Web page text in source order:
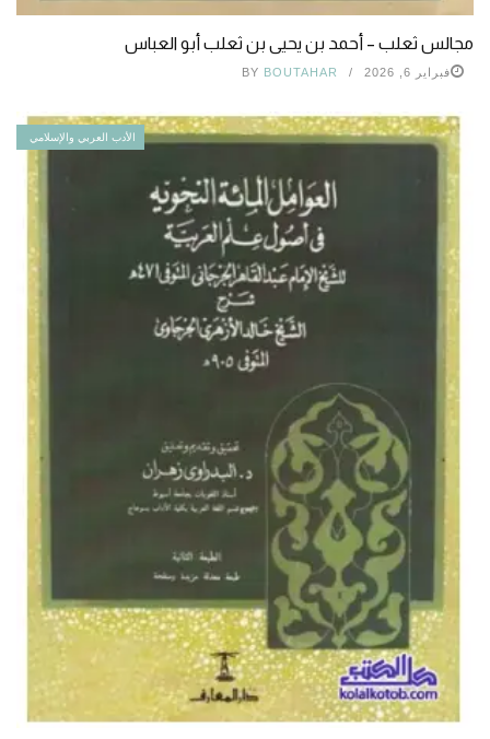
مجالس ثعلب – أحمد بن يحيى بن ثعلب أبو العباس
فبراير 6, 2026 BY BOUTAHAR
الأدب العربي والإسلامي